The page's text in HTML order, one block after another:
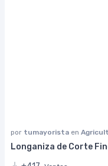
por tumayorista en
Longaniza de Corte